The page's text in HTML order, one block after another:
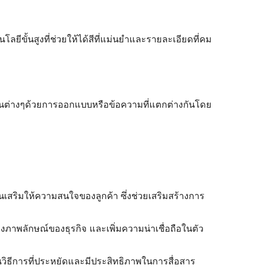
ลยีขั้นสูงที่ช่วยให้ได้สีที่แม่นยำและรายละเอียดที่คม
างๆด้วยการออกแบบหรือข้อความที่แตกต่างกันโดย
ริมให้ความสนใจของลูกค้า ซึ่งช่วยเสริมสร้างการ
ภาพลักษณ์ของธุรกิจ และเพิ่มความน่าเชื่อถือในตัว
การที่ประหยัดและมีประสิทธิภาพในการสื่อสาร